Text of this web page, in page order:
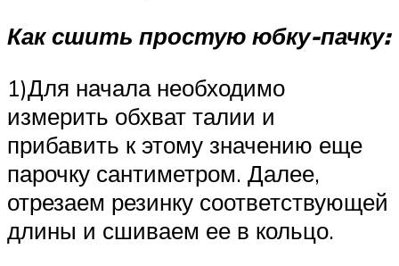
Как сшить простую юбку-пачку:
1)Для начала необходимо
измерить обхват талии и
прибавить к этому значению еще
парочку сантиметром. Далее,
отрезаем резинку соответствующей
длины и сшиваем ее в кольцо.